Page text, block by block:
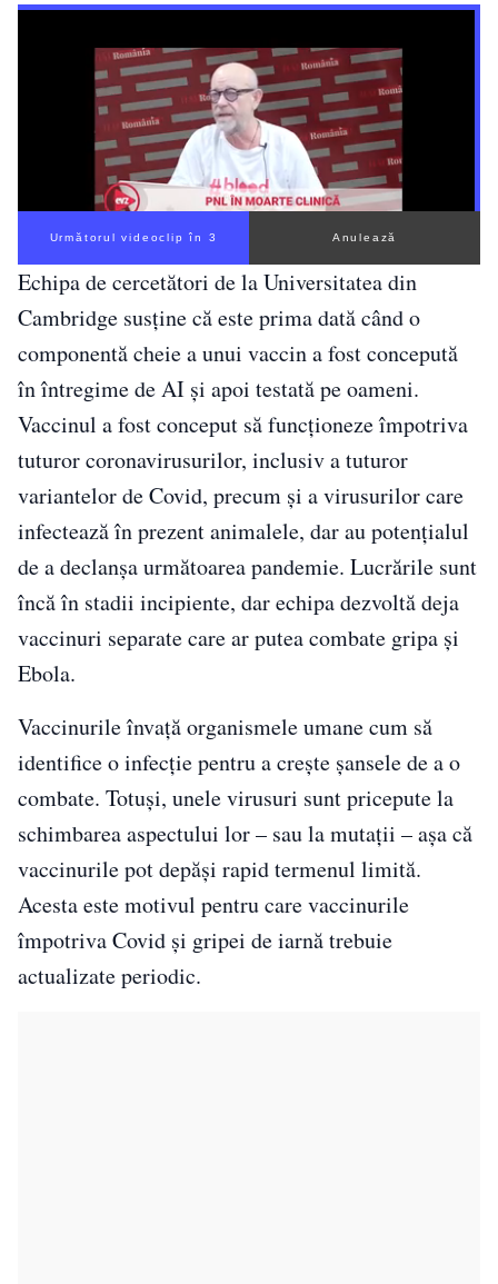
Următorul videoclip în 2 Anulează
Echipa de cercetători de la Universitatea din
Cambridge susține că este prima dată când o
componentă cheie a unui vaccin a fost concepută
în întregime de AI și apoi testată pe oameni.
Vaccinul a fost conceput să funcționeze împotriva
tuturor coronavirusurilor, inclusiv a tuturor
variantelor de Covid, precum și a virusurilor care
infectează în prezent animalele, dar au potențialul
de a declanșa următoarea pandemie. Lucrările sunt
încă în stadii incipiente, dar echipa dezvoltă deja
vaccinuri separate care ar putea combate gripa și
Ebola.
Vaccinurile învață organismele umane cum să
identifice o infecție pentru a crește șansele de a o
combate. Totuși, unele virusuri sunt pricepute la
schimbarea aspectului lor – sau la mutații – așa că
vaccinurile pot depăși rapid termenul limită.
Acesta este motivul pentru care vaccinurile
împotriva Covid și gripei de iarnă trebuie
actualizate periodic.